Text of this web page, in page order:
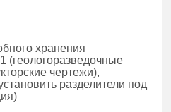
хранения
(геологоразведочные
чертежи),
разделители под